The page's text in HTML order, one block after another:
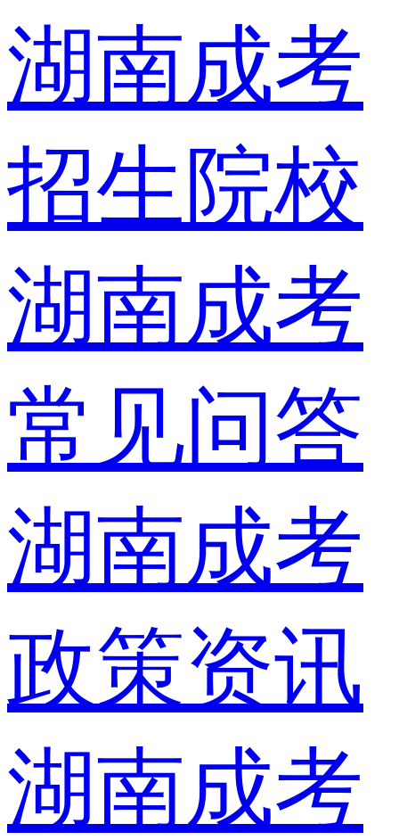
湖南成考
招生院校
湖南成考
常见问答
湖南成考
政策资讯
湖南成考